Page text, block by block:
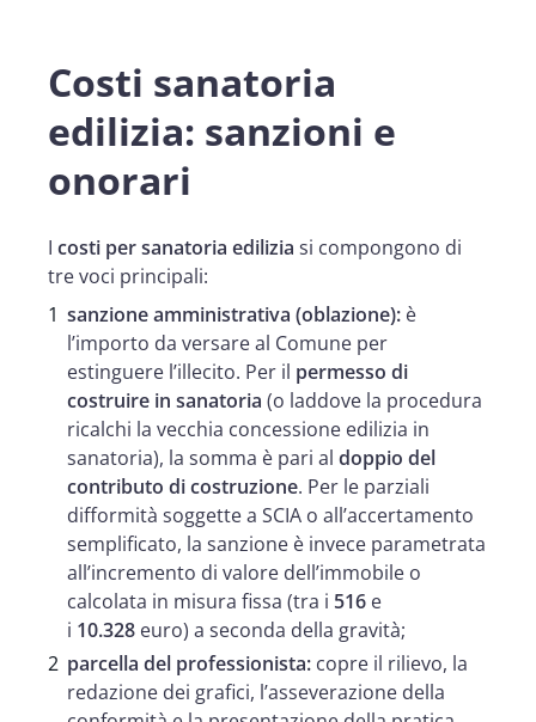
Costi sanatoria
edilizia: sanzioni e
onorari
I costi per sanatoria edilizia si compongono di
tre voci principali:
sanzione amministrativa (oblazione): è
l’importo da versare al Comune per
estinguere l’illecito. Per il permesso di
costruire in sanatoria (o laddove la procedura
ricalchi la vecchia concessione edilizia in
sanatoria), la somma è pari al doppio del
contributo di costruzione. Per le parziali
difformità soggette a SCIA o all’accertamento
semplificato, la sanzione è invece parametrata
all’incremento di valore dell’immobile o
calcolata in misura fissa (tra i 516 e
i 10.328 euro) a seconda della gravità;
parcella del professionista: copre il rilievo, la
redazione dei grafici, l’asseverazione della